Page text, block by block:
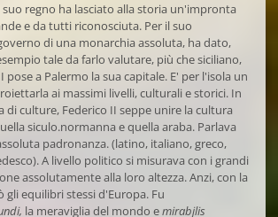
suo regno ha lasciato alla storia un'impronta
e da tutti riconosciuta. Per il suo
di una monarchia assoluta, ha dato,
tale da farlo valutare, più che siciliano,
pose a Palermo la sua capitale. E' per l'isola un
ai massimi livelli, culturali e storici. In
di culture, Federico II seppe unire la cultura
siculo.normanna e quella araba. Parlava
padronanza. (latino, italiano, greco,
A livello politico si misurava con i grandi
assolutamente alla loro altezza. Anzi, con la
gli equilibri stessi d'Europa. Fu
la meraviglia del mondo emirabjlis